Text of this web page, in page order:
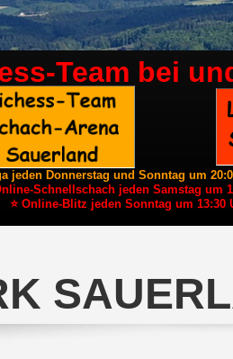
Team bei
jeden Donnerstag und Sonntag um
Schnellschach jeden Samstag um
⭐ Online-Blitz jeden Sonntag um 13:30